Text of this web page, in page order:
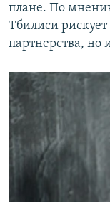
плане. По
Тбилиси рискует
партнерства, но